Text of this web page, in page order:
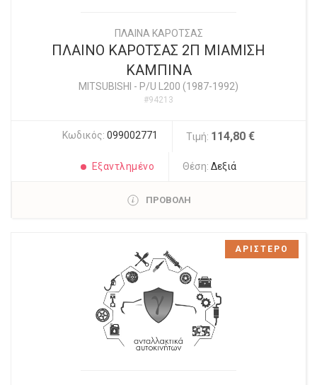
ΠΛΑΙΝΑ ΚΑΡΟΤΣΑΣ
ΠΛΑΙΝΟ ΚΑΡΟΤΣΑΣ 2Π ΜΙΑΜΙΣΗ
ΚΑΜΠΙΝΑ
MITSUBISHI - P/U L200 (1987-1992)
#94213
Κωδικός: 099002771 Τιμή: 114,80 €
Εξαντλημένο Θέση:Δεξιά
ΠΡΟΒΟΛΗ
ΑΡΙΣΤΕΡΟ